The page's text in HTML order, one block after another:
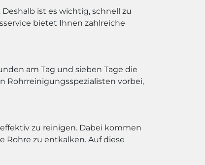
ist es wichtig, schnell zu
bietet Ihnen zahlreiche
am Tag und sieben Tage die
Rohrreinigungsspezialisten vorbei,
zu reinigen. Dabei kommen
Rohre zu entkalken. Auf diese